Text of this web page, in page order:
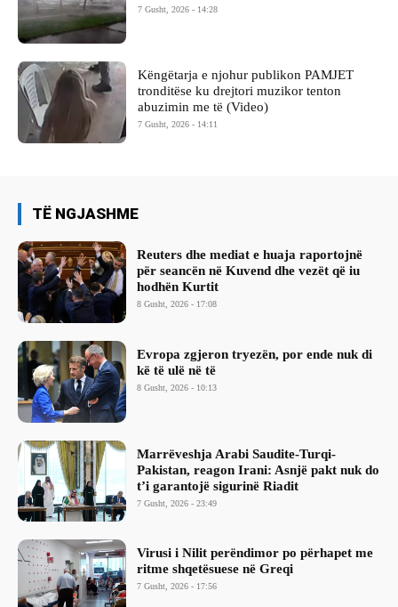
7 Gusht, 2026 - 14:28
Këngëtarja e njohur publikon PAMJET
tronditëse ku drejtori muzikor tenton
abuzimin me të (Video)
7 Gusht, 2026 - 14:11
TË NGJASHME
Reuters dhe mediat e huaja raportojnë
për seancën në Kuvend dhe vezët që iu
hodhën Kurtit
8 Gusht, 2026 - 17:08
Evropa zgjeron tryezën, por ende nuk di
kë të ulë në të
8 Gusht, 2026 - 10:13
Marrëveshja Arabi Saudite-Turqi-
Pakistan, reagon Irani: Asnjë pakt nuk do
t’i garantojë sigurinë Riadit
7 Gusht, 2026 - 23:49
Virusi i Nilit perëndimor po përhapet me
ritme shqetësuese në Greqi
7 Gusht, 2026 - 17:56